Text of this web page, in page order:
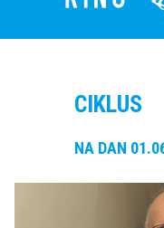
CIKLUS
NA DAN